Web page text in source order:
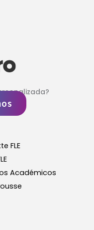
FLE
Académicos